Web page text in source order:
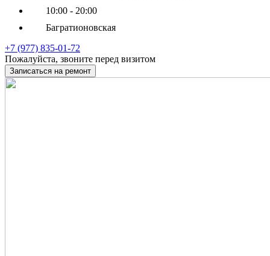
10:00 - 20:00
Багратионовская
+7 (977) 835-01-72
Пожалуйста, звоните перед визитом
Записаться на ремонт